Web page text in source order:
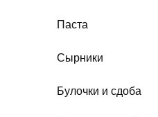
Паста
Сырники
Булочки и сдоба